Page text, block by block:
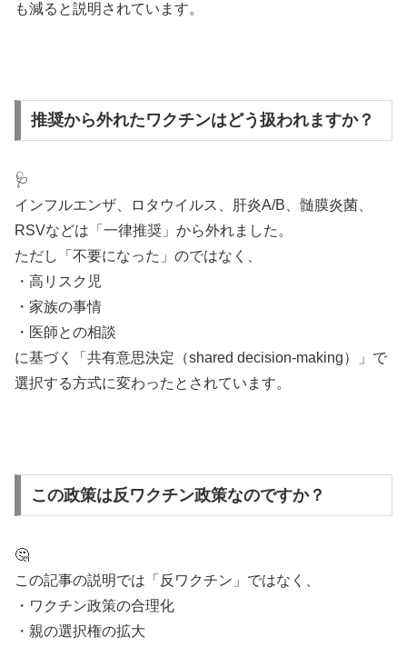
も減ると説明されています。
推奨から外れたワクチンはどう扱われますか？
🩺
インフルエンザ、ロタウイルス、肝炎A/B、髄膜炎菌、
RSVなどは「一律推奨」から外れました。
ただし「不要になった」のではなく、
・高リスク児
・家族の事情
・医師との相談
に基づく「共有意思決定（shared decision-making）」で
選択する方式に変わったとされています。
この政策は反ワクチン政策なのですか？
🤔
この記事の説明では「反ワクチン」ではなく、
・ワクチン政策の合理化
・親の選択権の拡大